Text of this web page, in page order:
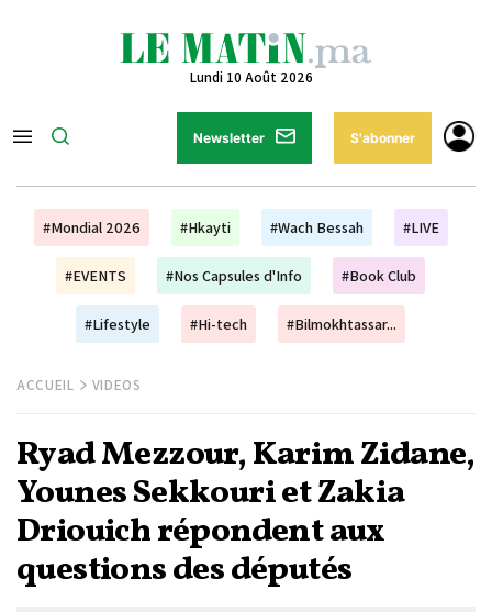
Lundi 10 Août 2026
Newsletter S'abonner
#Mondial 2026 #Hkayti #Wach Bessah #LIVE
#EVENTS #Nos Capsules d'Info #Book Club
#Lifestyle #Hi-tech #Bilmokhtassar...
ACCUEIL VIDEOS
Ryad Mezzour, Karim Zidane,
Younes Sekkouri et Zakia
Driouich répondent aux
questions des députés